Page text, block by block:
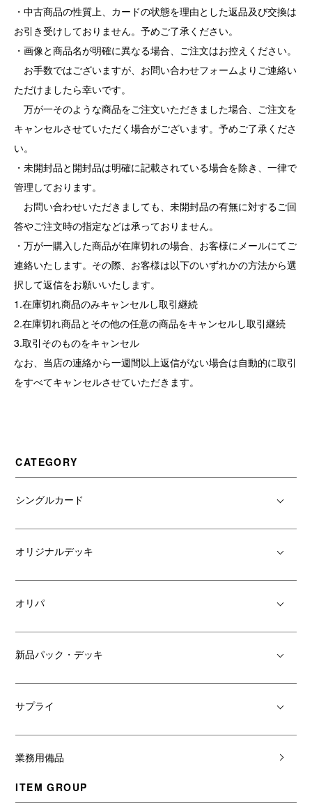
・中古商品の性質上、カードの状態を理由とした返品及び交換は
お引き受けしておりません。予めご了承ください。
・画像と商品名が明確に異なる場合、ご注文はお控えください。
お手数ではございますが、お問い合わせフォームよりご連絡い
ただけましたら幸いです。
万が一そのような商品をご注文いただきました場合、ご注文を
キャンセルさせていただく場合がございます。予めご了承くださ
い。
・未開封品と開封品は明確に記載されている場合を除き、一律で
管理しております。
お問い合わせいただきましても、未開封品の有無に対するご回
答やご注文時の指定などは承っておりません。
・万が一購入した商品が在庫切れの場合、お客様にメールにてご
連絡いたします。その際、お客様は以下のいずれかの方法から選
択して返信をお願いいたします。
1.在庫切れ商品のみキャンセルし取引継続
2.在庫切れ商品とその他の任意の商品をキャンセルし取引継続
3.取引そのものをキャンセル
なお、当店の連絡から一週間以上返信がない場合は自動的に取引
をすべてキャンセルさせていただきます。
CATEGORY
シングルカード
オリジナルデッキ
オリパ
新品パック・デッキ
サプライ
業務用備品
ITEM GROUP